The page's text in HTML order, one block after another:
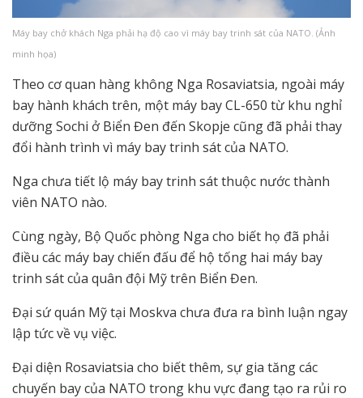
Máy bay chở khách Nga phải hạ độ cao vì máy bay trinh sát của NATO. (Ảnh
minh họa)
Theo cơ quan hàng không Nga Rosaviatsia, ngoài máy
bay hành khách trên, một máy bay CL-650 từ khu nghỉ
dưỡng Sochi ở Biển Đen đến Skopje cũng đã phải thay
đổi hành trình vì máy bay trinh sát của NATO.
Nga chưa tiết lộ máy bay trinh sát thuộc nước thành
viên NATO nào.
Cùng ngày, Bộ Quốc phòng Nga cho biết họ đã phải
điều các máy bay chiến đấu để hộ tống hai máy bay
trinh sát của quân đội Mỹ trên Biển Đen.
Đại sứ quán Mỹ tại Moskva chưa đưa ra bình luận ngay
lập tức về vụ việc.
Đại diện Rosaviatsia cho biết thêm, sự gia tăng các
chuyến bay của NATO trong khu vực đang tạo ra rủi ro